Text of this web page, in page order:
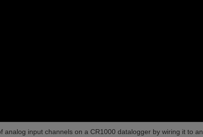
input channels on a CR1000 datalogger by wiring it to an